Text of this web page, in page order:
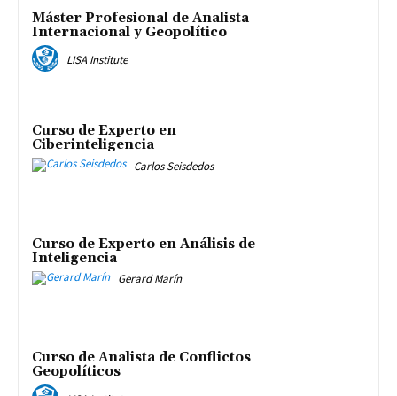
Máster Profesional de Analista
Internacional y Geopolítico
LISA Institute
Curso de Experto en
Ciberinteligencia
Carlos Seisdedos
Curso de Experto en Análisis de
Inteligencia
Gerard Marín
Curso de Analista de Conflictos
Geopolíticos